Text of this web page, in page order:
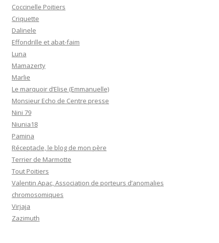
Coccinelle Poitiers
Criquette
Dalinele
Effondrille et abat-faim
Luna
Mamazerty
Marlie
Le marquoir d’Elise (Emmanuelle)
Monsieur Echo de Centre presse
Nini 79
Niunia18
Pamina
Réceptacle, le blog de mon père
Terrier de Marmotte
Tout Poitiers
Valentin Apac, Association de porteurs d’anomalies
chromosomiques
Virjaja
Zazimuth